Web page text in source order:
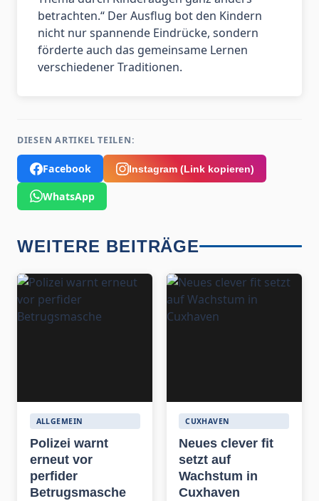
betrachten.“ Der Ausflug bot den Kindern
nicht nur spannende Eindrücke, sondern
förderte auch das gemeinsame Lernen
verschiedener Traditionen.
DIESEN ARTIKEL TEILEN:
Facebook Instagram (Link kopieren)
WhatsApp
WEITERE BEITRÄGE
ALLGEMEIN
Polizei warnt
erneut vor
perfider
Betrugsmasche
CUXHAVEN
Neues clever fit
setzt auf
Wachstum in
Cuxhaven